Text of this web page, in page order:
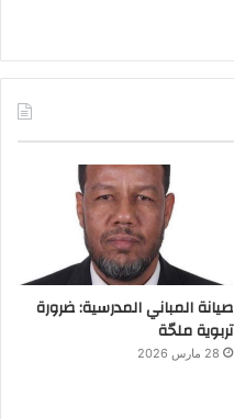
صيانة المباني المدرسية: ضرورة
تربوية ملحّة
28 مارس 2026